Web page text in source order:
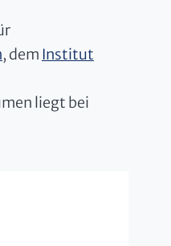
, dem Institut
liegt bei